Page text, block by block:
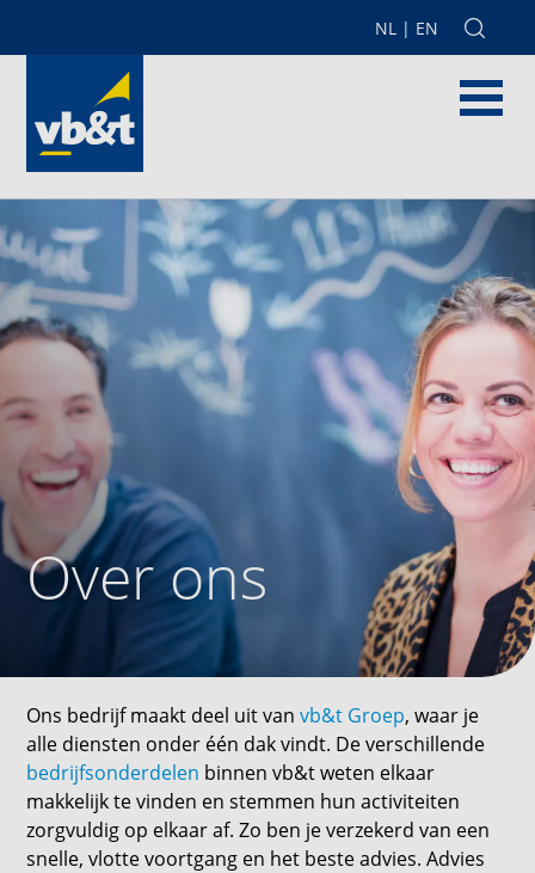
NL | EN
Over ons
Ons bedrijf maakt deel uit vanvb&t Groep, waar je
alle diensten onder één dak vindt. De verschillende
bedrijfsonderdelen binnen vb&t weten elkaar
makkelijk te vinden en stemmen hun activiteiten
zorgvuldig op elkaar af. Zo ben je verzekerd van een
snelle, vlotte voortgang en het beste advies. Advies